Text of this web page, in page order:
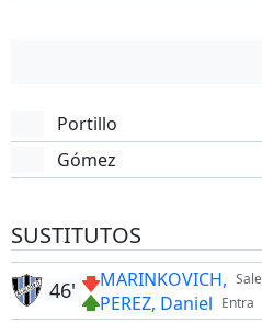
Portillo
Gómez
SUSTITUTOS
Sale
MARINKOVICH,
Entra
PEREZ, Daniel
46'